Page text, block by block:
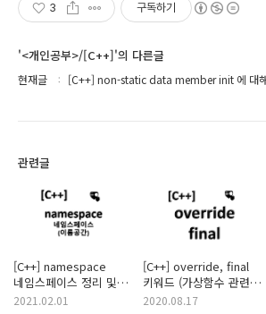
3 구독하기
'<개인공부>/[C++]'의 다른글
현재글 [C++] non-static data member init 에 대
관련글
[C++] namespace
네임스페이스 정리 및
예제
2021.02.01
[C++] override, final
키워드 (가상함수 관련
키워드)에 대해서
2020.08.17